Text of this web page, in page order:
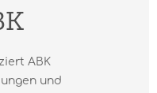
ABK
und